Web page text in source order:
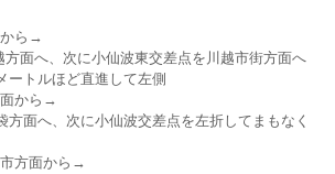
から→
面へ、次に小仙波東交差点を川越市街方面へ
ートルほど直進して左側
面から→
面へ、次に小仙波交差点を左折してまもなく
市方面から→